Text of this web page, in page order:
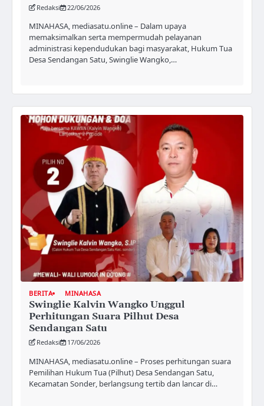
Redaksi 22/06/2026
MINAHASA, mediasatu.online – Dalam upaya
memaksimalkan serta mempermudah pelayanan
administrasi kependudukan bagi masyarakat, Hukum Tua
Desa Sendangan Satu, Swinglie Wangko,…
BERITA MINAHASA
Swinglie Kalvin Wangko Unggul
Perhitungan Suara Pilhut Desa
Sendangan Satu
Redaksi 17/06/2026
MINAHASA, mediasatu.online – Proses perhitungan suara
Pemilihan Hukum Tua (Pilhut) Desa Sendangan Satu,
Kecamatan Sonder, berlangsung tertib dan lancar di…